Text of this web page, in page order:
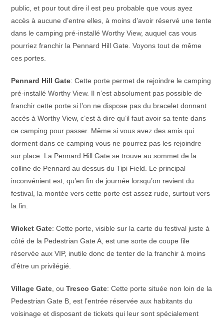
public, et pour tout dire il est peu probable que vous ayez
accès à aucune d’entre elles, à moins d’avoir réservé une tente
dans le camping pré-installé Worthy View, auquel cas vous
pourriez franchir la Pennard Hill Gate. Voyons tout de même
ces portes.
Pennard Hill Gate: Cette porte permet de rejoindre le camping
pré-installé Worthy View. Il n’est absolument pas possible de
franchir cette porte si l’on ne dispose pas du bracelet donnant
accès à Worthy View, c’est à dire qu’il faut avoir sa tente dans
ce camping pour passer. Même si vous avez des amis qui
dorment dans ce camping vous ne pourrez pas les rejoindre
sur place. La Pennard Hill Gate se trouve au sommet de la
colline de Pennard au dessus du Tipi Field. Le principal
inconvénient est, qu’en fin de journée lorsqu’on revient du
festival, la montée vers cette porte est assez rude, surtout vers
la fin.
Wicket Gate: Cette porte, visible sur la carte du festival juste à
côté de la Pedestrian Gate A, est une sorte de coupe file
réservée aux VIP, inutile donc de tenter de la franchir à moins
d’être un privilégié.
Village Gate , ou Tresco Gate: Cette porte située non loin de la
Pedestrian Gate B, est l’entrée réservée aux habitants du
voisinage et disposant de tickets qui leur sont spécialement